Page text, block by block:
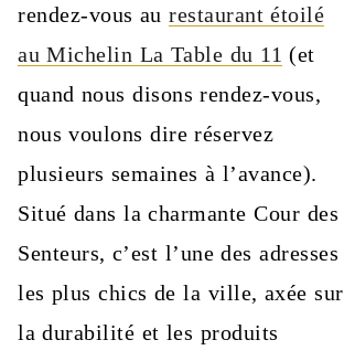
rendez-vous aurestaurant étoilé
au Michelin La Table du 11 (et
quand nous disons rendez-vous,
nous voulons dire réservez
plusieurs semaines à l’avance).
Situé dans la charmante Cour des
Senteurs, c’est l’une des adresses
les plus chics de la ville, axée sur
la durabilité et les produits